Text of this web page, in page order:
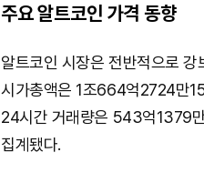
주요 알트코인 가격 동향
알트코인 시장은 전반적으로
시가총액은 1조664억2724만
24시간 거래량은 543억1379
집계됐다.